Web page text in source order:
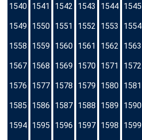
1540 1541 1542 1543 1544 1545
1549 1550 1551 1552 1553 1554
1558 1559 1560 1561 1562 1563
1567 1568 1569 1570 1571 1572
1576 1577 1578 1579 1580 1581
1585 1586 1587 1588 1589 1590
1594 1595 1596 1597 1598 1599